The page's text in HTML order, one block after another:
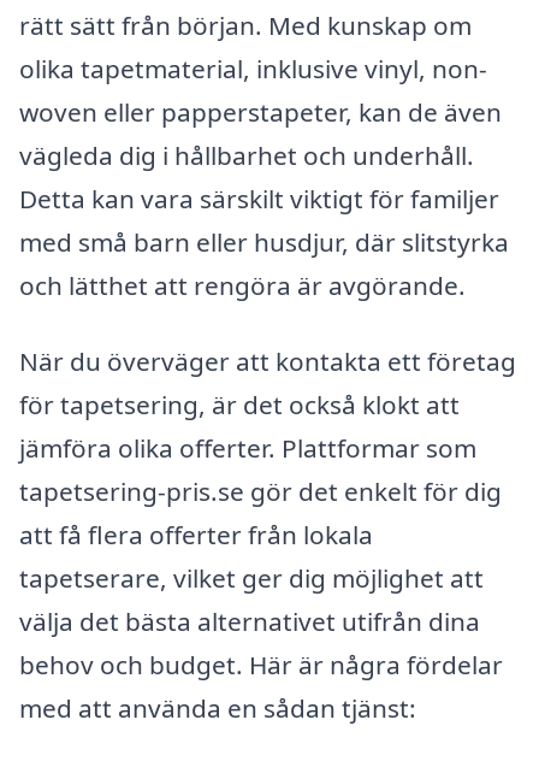
rätt sätt från början. Med kunskap om
olika tapetmaterial, inklusive vinyl, non-
woven eller papperstapeter, kan de även
vägleda dig i hållbarhet och underhåll.
Detta kan vara särskilt viktigt för familjer
med små barn eller husdjur, där slitstyrka
och lätthet att rengöra är avgörande.
När du överväger att kontakta ett företag
för tapetsering, är det också klokt att
jämföra olika offerter. Plattformar som
tapetsering-pris.se gör det enkelt för dig
att få flera offerter från lokala
tapetserare, vilket ger dig möjlighet att
välja det bästa alternativet utifrån dina
behov och budget. Här är några fördelar
med att använda en sådan tjänst: